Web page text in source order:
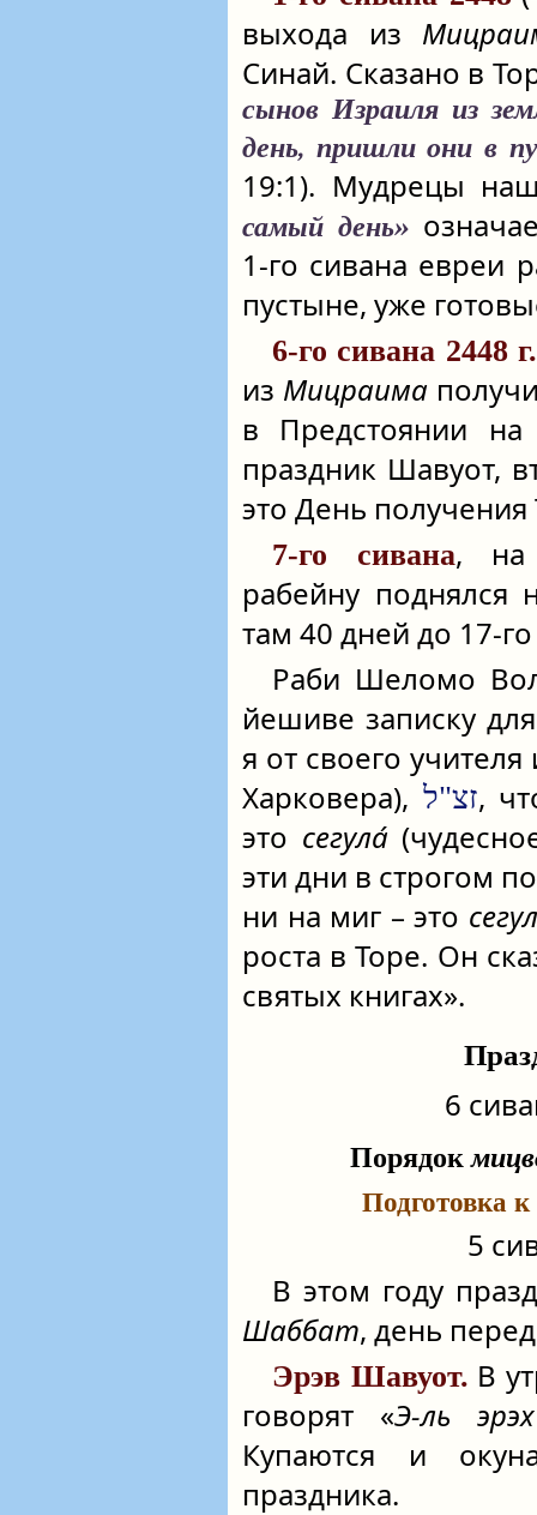
выхода из
Синай. Сказано в
сынов Израиля из
день, пришли они в
19:1). Мудрецы
самый день»
1‑го сивана евреи
пустыне, уже
6‑го сивана 2448 г.
из Мицраима
в Предстоянии
праздник Шавуот,
это День
7‑го сивана, на
рабейну поднялся
там 40 дней до
Раби Шеломо
йешиве записку
я от своего
Харковера),זצ"ל,
это сегула́
эти дни в строгом
ни на миг – это
роста в Торе. Он
святых книгах».
6
Порядок
Подготовка
5
В этом году
Шаббат, день
Эрэв Шавуот. В
говорят «Э-ль
Купаются и
праздника.